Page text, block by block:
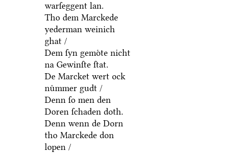
warſeggent lan.
Tho dem Marckede
yederman weinich
ghat /
Dem ſyn gemoͤte nicht
na Gewinſte ſtat.
De Marcket wert ock
nuͤmmer gudt /
Denn ſo men den
Doren ſchaden doth.
Denn wenn de Dorn
tho Marckede don
lopen /